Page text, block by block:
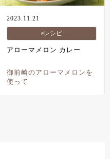
2023.11.21
eレシピ
アローマメロン カレー
御前崎のアローマメロンを
使って